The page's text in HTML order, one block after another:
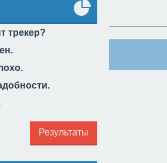
Все
опросы
трекер?
Результаты